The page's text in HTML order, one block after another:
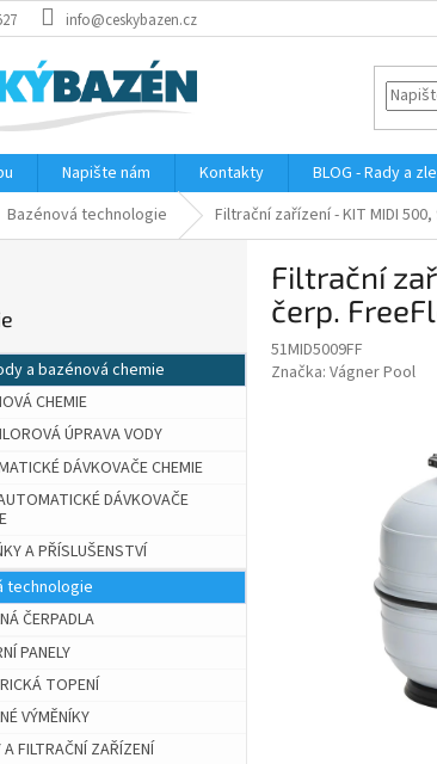
info@ceskybazen.cz
Napište nám Kontakty BLOG - Rady a
Bazénová technologie Filtrační zařízení - KIT MIDI
a bazénová chemie
CHEMIE
ÚPRAVA VODY
DÁVKOVAČE CHEMIE
DÁVKOVAČE
A PŘÍSLUŠENSTVÍ
technologie
ČERPADLA
PANELY
TOPENÍ
VÝMĚNÍKY
A FILTRAČNÍ ZAŘÍZENÍ
Filtrační
čerp.
51MID5009FF
Značka: Vágner Pool